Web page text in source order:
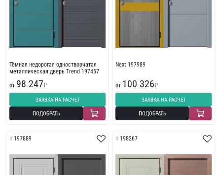
Тёмная недорогая одностворчатая
металлическая дверь Trend 197457
от 98 247₽
ЗАЯВКА НА РАСЧЕТ
ПОДОБРАТЬ
Next 197989
от 100 326₽
ЗАЯВКА НА РАСЧЕТ
ПОДОБРАТЬ
197889 198267